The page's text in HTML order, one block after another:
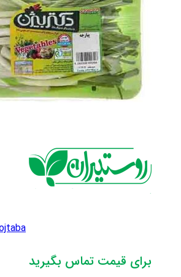
برای قیمت تماس بگیرید